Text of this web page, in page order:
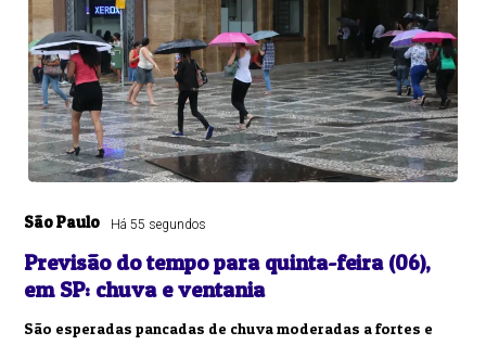
São Paulo Há 55 segundos
Previsão do tempo para quinta-feira (06),
em SP: chuva e ventania
São esperadas pancadas de chuva moderadas a fortes e